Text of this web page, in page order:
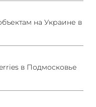
на Украине в
в Подмосковье